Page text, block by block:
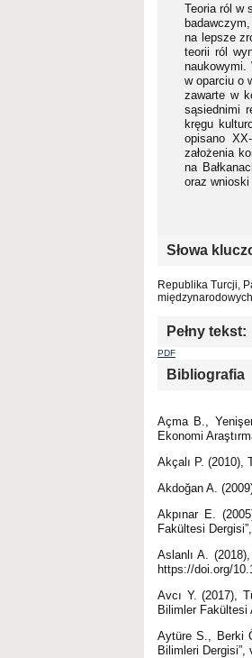
Teoria ról w
na lepsze
teorii ról
naukowymi.
w oparciu o
zawarte w
sąsiednimi
kręgu
opisano
założenia
na
oraz wnioski
Słowa
Republika Turcji,
międzynarodowych
Pełny tekst:
PDF
Bibliografia
Açma B.,
Ekonomi
Akçalı P. (2010),
Akdoğan A.
Akpınar E.
Fakültesi
Aslanlı A.
https://doi.org/
Avcı Y. (2017),
Bilimler Fakültesi
Aytüre S., Berki
Bilimleri Dergisi”,